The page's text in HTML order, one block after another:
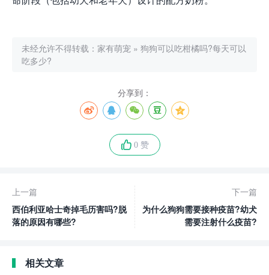
未经允许不得转载： 家有萌宠 » 狗狗可以吃柑橘吗?每天可以
吃多少?
分享到：
0 赞
上一篇
西伯利亚哈士奇掉毛历害吗?脱
落的原因有哪些?
下一篇
为什么狗狗需要接种疫苗?幼犬
需要注射什么疫苗?
相关文章